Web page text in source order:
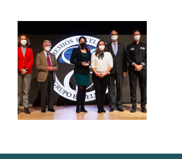
CATA galardona a los
aliados más destacados
del turismo
centroamericano en el
marco de ITB Berlín
2025